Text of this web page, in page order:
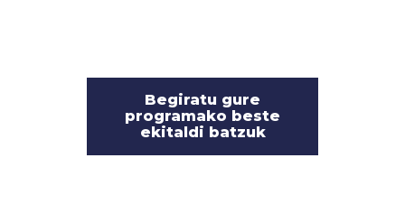
Begiratu gure
programako beste
ekitaldi batzuk